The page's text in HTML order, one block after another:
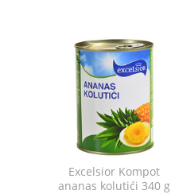
Excelsior Kompot
ananas kolutići 340 g